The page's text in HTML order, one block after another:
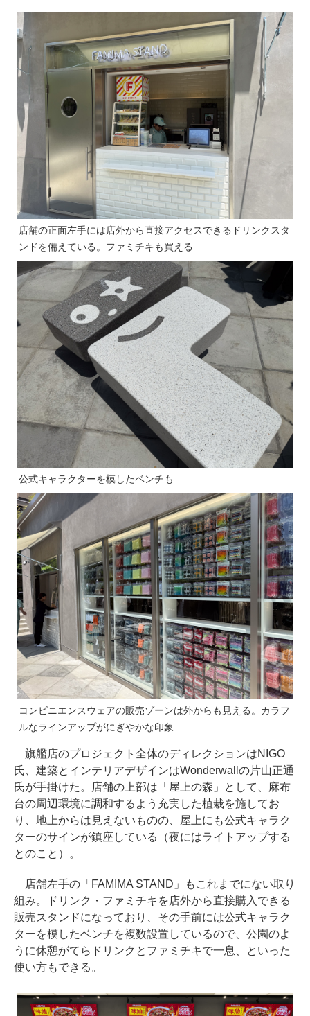
店舗の正面左手には店外から直接アクセスできるドリンクスタ
ンドを備えている。ファミチキも買える
公式キャラクターを模したベンチも
コンビニエンスウェアの販売ゾーンは外からも見える。カラフ
ルなラインアップがにぎやかな印象
旗艦店のプロジェクト全体のディレクションはNIGO
氏、建築とインテリアデザインはWonderwallの片山正通
氏が手掛けた。店舗の上部は「屋上の森」として、麻布
台の周辺環境に調和するよう充実した植栽を施してお
り、地上からは見えないものの、屋上にも公式キャラク
ターのサインが鎮座している（夜にはライトアップする
とのこと）。
店舗左手の「FAMIMA STAND」もこれまでにない取り
組み。ドリンク・ファミチキを店外から直接購入できる
販売スタンドになっており、その手前には公式キャラク
ターを模したベンチを複数設置しているので、公園のよ
うに休憩がてらドリンクとファミチキで一息、といった
使い方もできる。